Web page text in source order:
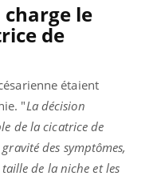
le
de
étaient
"La décision
de la cicatrice de
des symptômes,
de la niche et les